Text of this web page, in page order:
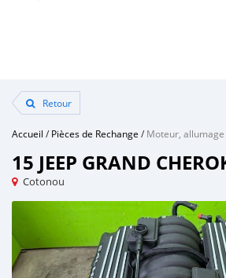
Retour
Accueil /Pièces de Rechange /Moteur,
15 JEEP GRAND
Cotonou